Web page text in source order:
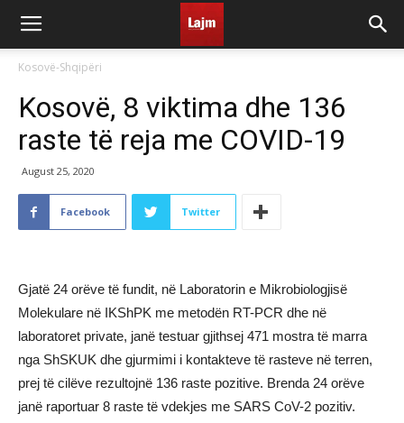
Kosovë-Shqipëri
Kosovë, ​8 viktima dhe 136
raste të reja me COVID-19
August 25, 2020
Facebook Twitter
Gjatë 24 orëve të fundit, në Laboratorin e Mikrobiologjisë
Molekulare në IKShPK me metodën RT-PCR dhe në
laboratoret private, janë testuar gjithsej 471 mostra të marra
nga ShSKUK dhe gjurmimi i kontakteve të rasteve në terren,
prej të cilëve rezultojnë 136 raste pozitive. Brenda 24 orëve
janë raportuar 8 raste të vdekjes me SARS CoV-2 pozitiv.